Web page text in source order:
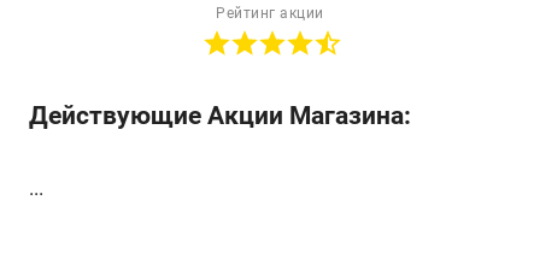
Рейтинг акции
Действующие Акции Магазина:
...